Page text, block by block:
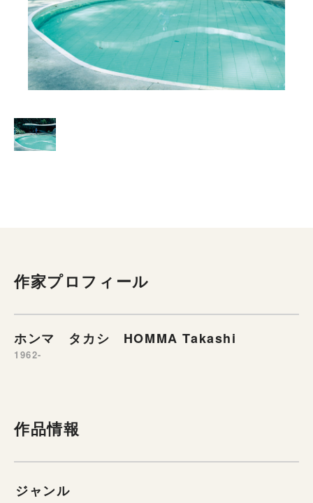
作家プロフィール
ホンマ タカシ HOMMA Takashi
1962-
作品情報
ジャンル